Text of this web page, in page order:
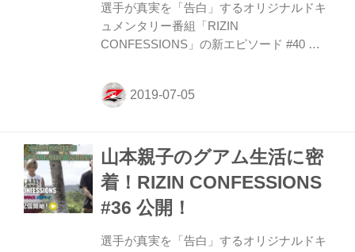
選手が真実を「告白」するオリジナルドキ
ュメンタリー番組「RIZIN
CONFESSIONS」の新エピソード #40 を
る矢地祐介と朝倉未来に密着インタビュ
ー。お互いの印象や試合に向けた現在の心
予感させてくれる内容だ。 ≫ RIZIN
CONFESSIONS #40 を視聴する RIZIN.17
関連情報 ≫ 大会情報／チケット ≫ 対戦カ
ード ≫ チャーリーガイド／見所解説 ≫
想 ≫ 関連動画 ≫ 出前館プレミアムシート
山本親子のグアム生活に密
着！RIZIN CONFESSIONS
#36 公開！
選手が真実を「告白」するオリジナルドキ